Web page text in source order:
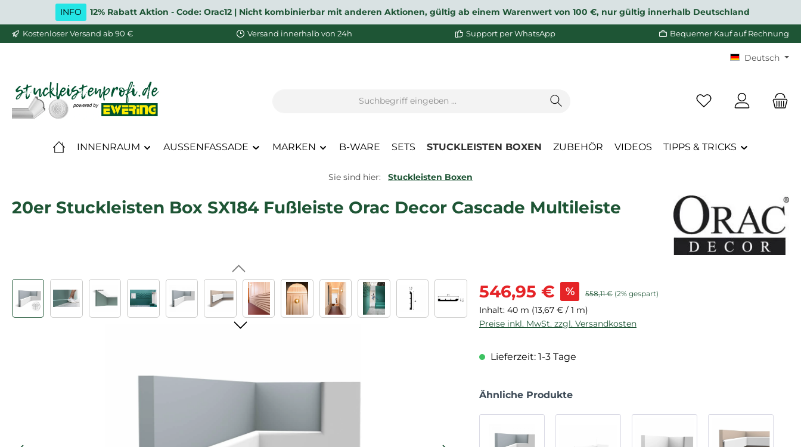
Hauptinhalt springen
Zur Suche springen
Zur Hauptnavigation springen
INFO 12% Rabatt Aktion - Code: Orac12 | Nicht kombinierbar mit anderen Aktionen, gültig ab einem Warenwert von 100 €, nur gültig innerhalb Deutschland
Kostenloser Versand ab 90 € Versand innerhalb von 24h Support per WhatsApp Bequemer Kauf auf Rechnung
Deutsch
Du hast 0 Produkte
INNENRAUM AUSSENFASSADE MARKEN B-WARE SETS STUCKLEISTEN BOXEN ZUBEHÖR VIDEOS TIPPS & TRICKS
Sie sind hier: Stuckleisten Boxen
20er Stuckleisten Box SX184 Fußleiste Orac Decor Cascade Multileiste
Bildergalerie überspringen Verkaufspreis:
546,95 € % Regulärer Preis:
558,11 € (2% gespart)
Inhalt: 40 m (13,67 € / 1 m)
Preise inkl. MwSt. zzgl. Versandkosten
Lieferzeit: 1-3 Tage
Ähnliche Produkte